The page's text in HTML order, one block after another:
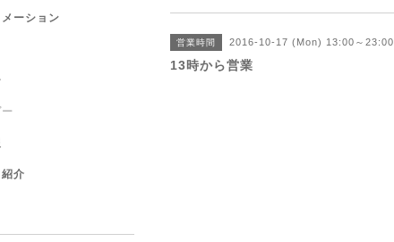
営業時間 2016-10-17 (Mon) 13:00～23:00
13時から営業
ーション
介